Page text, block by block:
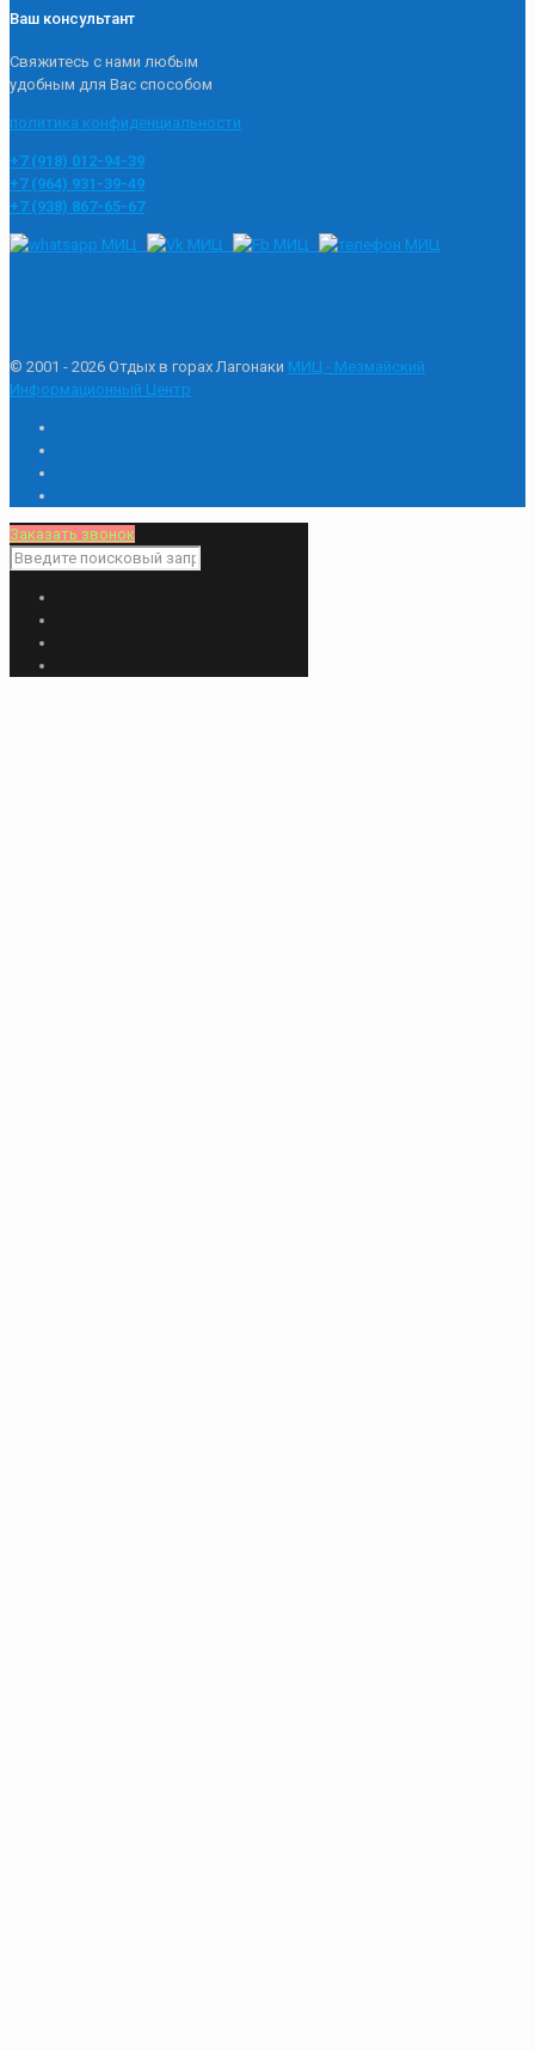
Ваш консультант
Свяжитесь с нами любым
удобным для Вас способом
политика конфиденциальности
+7 (918) 012-94-39
+7 (964) 931-39-49
+7 (938) 867-65-67
© 2001 - 2026 Отдых в горах Лагонаки МИЦ - Мезмайский
Информационный Центр
Заказать звонок